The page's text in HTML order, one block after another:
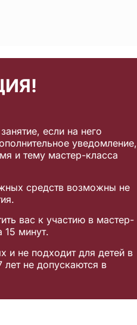
если на него
уведомление,
и тему мастер-класса
средств возможны не
вас к участию в мастер-
15 минут.
и не подходит для детей в
лет не допускаются в